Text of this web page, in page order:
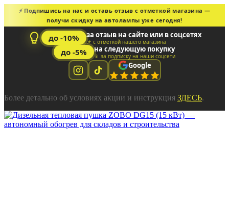
⚡ Подпишись на нас и оставь отзыв с отметкой магазина —
получи скидку на автолампы уже сегодня!
до -10% за отзыв на сайте или в соцсетях
📌 с отметкой нашего магазина
до -5% на следующую покупку
📱 за подписку на наши соцсети
Google
Более детально об условиях акции и инструкция ЗДЕСЬ.